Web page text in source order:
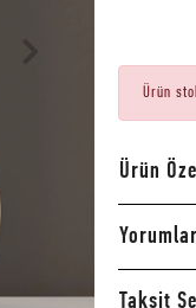
Ürün
Ürün
Yorumlar
Taksit